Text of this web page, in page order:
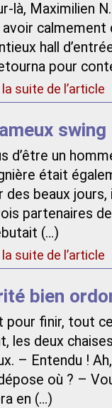
là, Maximilien
avoir calmement
hall
pour
la suite de l’article
swing
d’être un
était
des beaux
partenaires
(…)
la suite de l’article
bien
pour finir, tout
les deux
– Entendu !
où ? –
en (…)